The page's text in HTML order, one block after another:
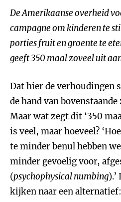
De Amerikaanse overheid
campagne om kinderen te
porties fruit en groente te
geeft 350 maal zoveel uit
Dat hier de verhoudingen
de hand van
Maar wat zegt dit ‘350
is veel, maar hoeveel?
te minder benul hebben
minder gevoelig voor,
(psychophysical numbing
kijken naar een alternatief: